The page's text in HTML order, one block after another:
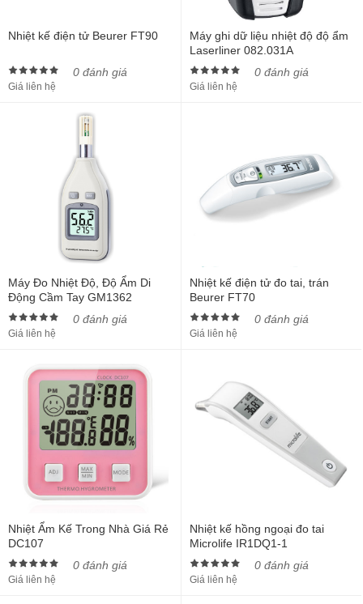
Nhiệt kế điện tử Beurer FT90
0 đánh giá
Giá liên hệ
Máy ghi dữ liệu nhiệt độ độ ẩm
Laserliner 082.031A
0 đánh giá
Giá liên hệ
Máy Đo Nhiệt Độ, Độ Ẩm Di
Động Cầm Tay GM1362
0 đánh giá
Giá liên hệ
Nhiệt kế điện tử đo tai, trán
Beurer FT70
0 đánh giá
Giá liên hệ
Nhiệt Ẩm Kế Trong Nhà Giá Rẻ
DC107
0 đánh giá
Giá liên hệ
Nhiệt kế hồng ngoại đo tai
Microlife IR1DQ1-1
0 đánh giá
Giá liên hệ